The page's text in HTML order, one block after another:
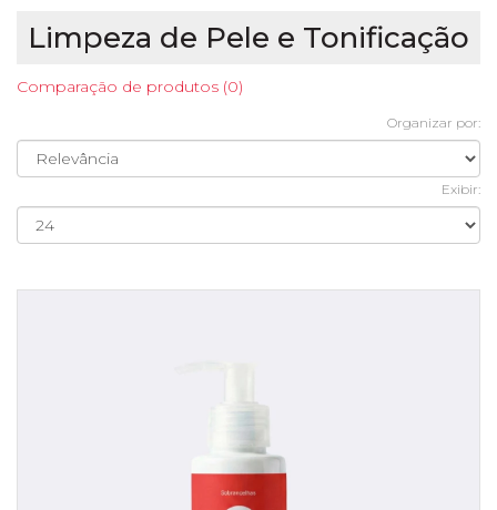
Limpeza de Pele e Tonificação
Comparação de produtos (0)
Organizar por:
Exibir: